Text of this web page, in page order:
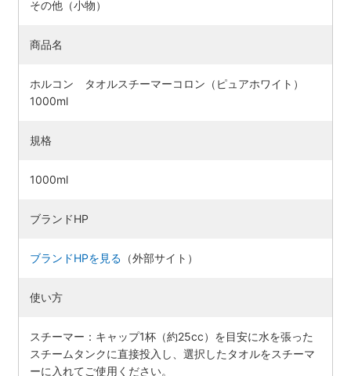
その他（小物）
商品名
ホルコン タオルスチーマーコロン（ピュアホワイト）
1000ml
規格
1000ml
ブランドHP
ブランドHPを見る （外部サイト）
使い方
スチーマー：キャップ1杯（約25cc）を目安に水を張った
スチームタンクに直接投入し、選択したタオルをスチーマ
ーに入れてご使用ください。